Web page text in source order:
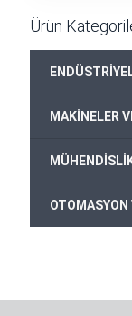
Ürün
MAKİNELER
OTOMASYON